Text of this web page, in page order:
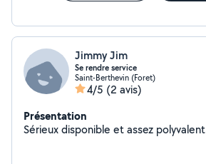
Jimmy Jim
Se rendre service
Saint-Berthevin (Foret)
4/5 (2 avis)
Présentation
Sérieux disponible et assez polyvalent